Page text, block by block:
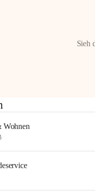
Sieh
Wohnen